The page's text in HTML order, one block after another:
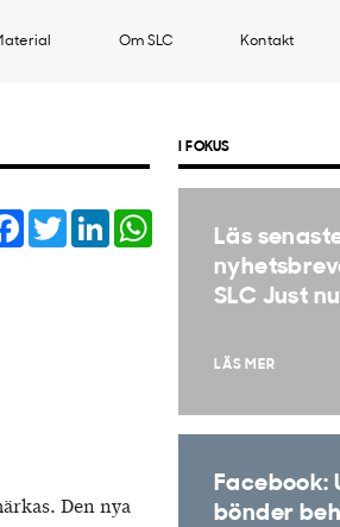
Om SLC Kontakt
Facebook
TwitterLinkedIn
Den nya
I FOKUS
Läs
SLC Just nu
LÄS MER
Facebook:
bönder